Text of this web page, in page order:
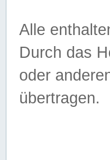
Alle
Durch das
oder
übertragen.